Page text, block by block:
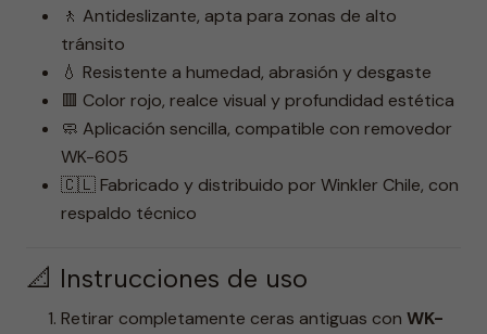
🚶 Antideslizante, apta para zonas de alto
tránsito
💧 Resistente a humedad, abrasión y desgaste
🟥 Color rojo, realce visual y profundidad estética
🧼 Aplicación sencilla, compatible con removedor
WK-605
🇨🇱 Fabricado y distribuido por Winkler Chile, con
respaldo técnico
📐 Instrucciones de uso
Retirar completamente ceras antiguas con WK-